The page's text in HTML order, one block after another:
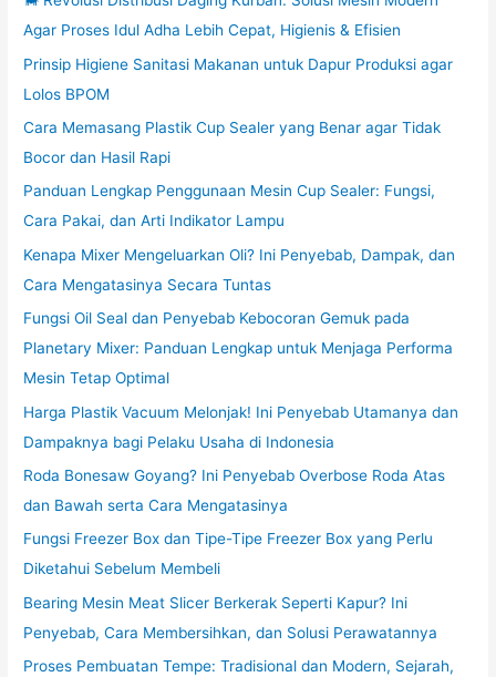
Agar Proses Idul Adha Lebih Cepat, Higienis & Efisien
Prinsip Higiene Sanitasi Makanan untuk Dapur Produksi agar
Lolos BPOM
Cara Memasang Plastik Cup Sealer yang Benar agar Tidak
Bocor dan Hasil Rapi
Panduan Lengkap Penggunaan Mesin Cup Sealer: Fungsi,
Cara Pakai, dan Arti Indikator Lampu
Kenapa Mixer Mengeluarkan Oli? Ini Penyebab, Dampak, dan
Cara Mengatasinya Secara Tuntas
Fungsi Oil Seal dan Penyebab Kebocoran Gemuk pada
Planetary Mixer: Panduan Lengkap untuk Menjaga Performa
Mesin Tetap Optimal
Harga Plastik Vacuum Melonjak! Ini Penyebab Utamanya dan
Dampaknya bagi Pelaku Usaha di Indonesia
Roda Bonesaw Goyang? Ini Penyebab Overbose Roda Atas
dan Bawah serta Cara Mengatasinya
Fungsi Freezer Box dan Tipe-Tipe Freezer Box yang Perlu
Diketahui Sebelum Membeli
Bearing Mesin Meat Slicer Berkerak Seperti Kapur? Ini
Penyebab, Cara Membersihkan, dan Solusi Perawatannya
Proses Pembuatan Tempe: Tradisional dan Modern, Sejarah,